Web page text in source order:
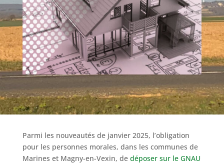
Parmi les nouveautés de janvier 2025, l’obligation
pour les personnes morales, dans les communes de
Marines et Magny-en-Vexin, de déposer sur le GNAU